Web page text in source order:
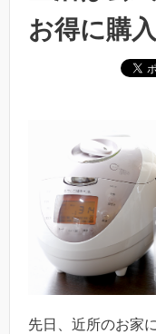
お得に購
先日、近所のお家